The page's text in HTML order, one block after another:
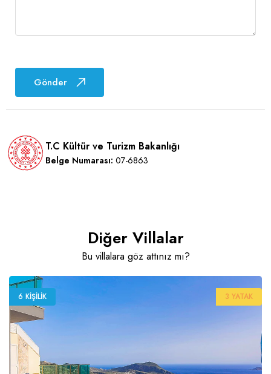
Gönder
T.C Kültür ve Turizm Bakanlığı
Belge Numarası: 07-6863
Diğer Villalar
Bu villalara göz attınız mı?
6 KIŞILIK 3 YATAK